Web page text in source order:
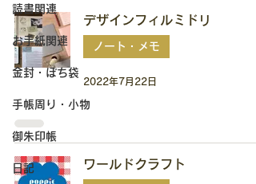
読書関連
お手紙関連
金封・ぽち袋
手帳周り・小物
御朱印帳
日記
デザインフィルミドリ
ノート・メモ
2022年7月22日
ワールドクラフト